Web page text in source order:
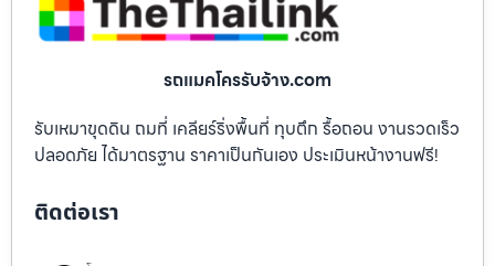
รถแมคโครรับจ้าง.com
รับเหมาขุดดิน ถมที่ เคลียร์ริ่งพื้นที่ ทุบตึก รื้อถอน งานรวดเร็ว
ปลอดภัย ได้มาตรฐาน ราคาเป็นกันเอง ประเมินหน้างานฟรี!
ติดต่อเรา